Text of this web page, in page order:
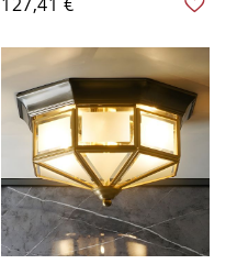
pantalla de gel de sílice -
Oro negro 110 A 120 V
Blanco